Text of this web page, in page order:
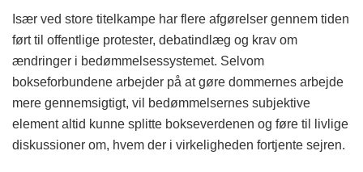
Især ved store titelkampe har flere afgørelser gennem tiden
ført til offentlige protester, debatindlæg og krav om
ændringer i bedømmelsessystemet. Selvom
bokseforbundene arbejder på at gøre dommernes arbejde
mere gennemsigtigt, vil bedømmelsernes subjektive
element altid kunne splitte bokseverdenen og føre til livlige
diskussioner om, hvem der i virkeligheden fortjente sejren.